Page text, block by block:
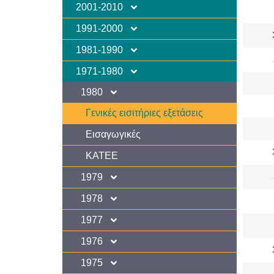
2001-2010
1991-2000
1981-1990
1971-1980
1980
Γενικές εισιτήριες εξετάσεις
Εισαγωγικές
KATEE
1979
1978
1977
1976
1975